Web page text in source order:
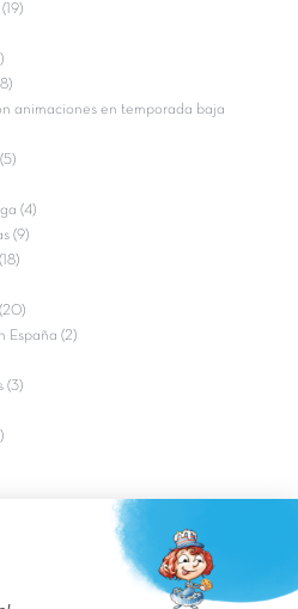
animaciones en temporada baja
(4)
(9)
España (2)
(3)